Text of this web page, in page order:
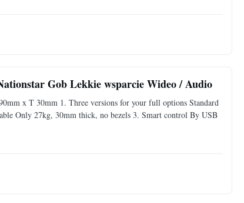
Gob Lekkie wsparcie Wideo / Audio
x T 30mm 1. Three versions for your full options Standard
Only 27kg, 30mm thick, no bezels 3. Smart control By USB